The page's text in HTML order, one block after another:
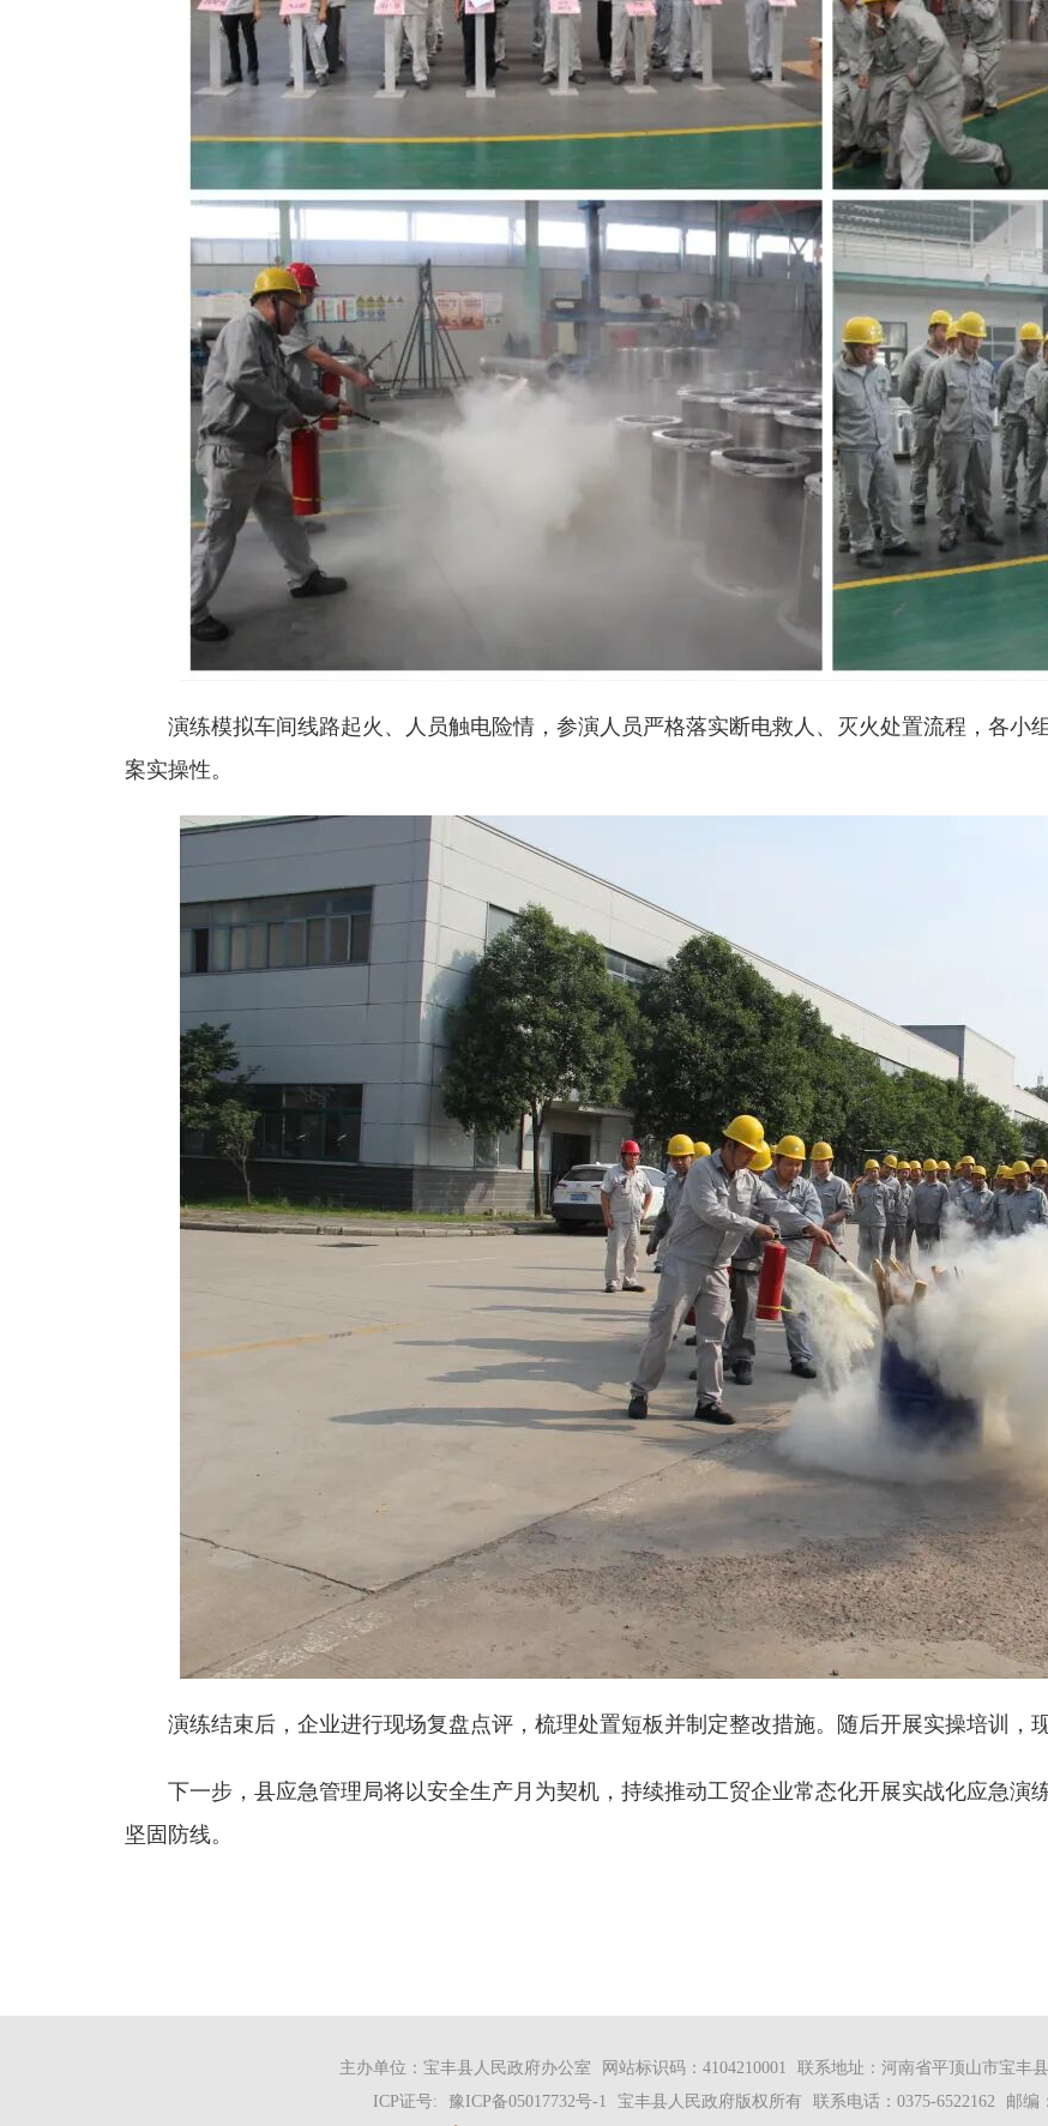
演练模拟车间线路起火、人员触电险情，参演人员严格落实断电救人、灭火处置流程，各小
案实操性。
演练结束后，企业进行现场复盘点评，梳理处置短板并制定整改措施。随后开展实操培训，
下一步，县应急管理局将以安全生产月为契机，持续推动工贸企业常态化开展实战化应急演
坚固防线。
主办单位：宝丰县人民政府办公室 网站标识码：4104210001 联系地址：河南省平顶山市宝丰
ICP证号: 豫ICP备05017732号-1 宝丰县人民政府版权所有 联系电话：0375-6522162 邮编